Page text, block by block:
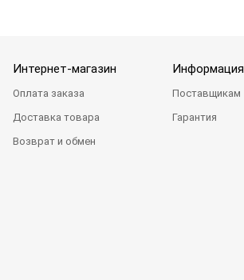
Интернет-магазин
Оплата заказа
Доставка товара
Возврат и обмен
Информация
Поставщикам
Гарантия